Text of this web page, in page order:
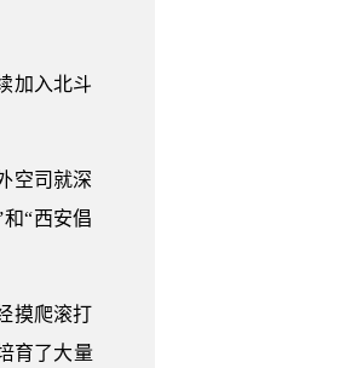
加入北斗
空司就深
“西安倡
摸爬滚打
育了大量